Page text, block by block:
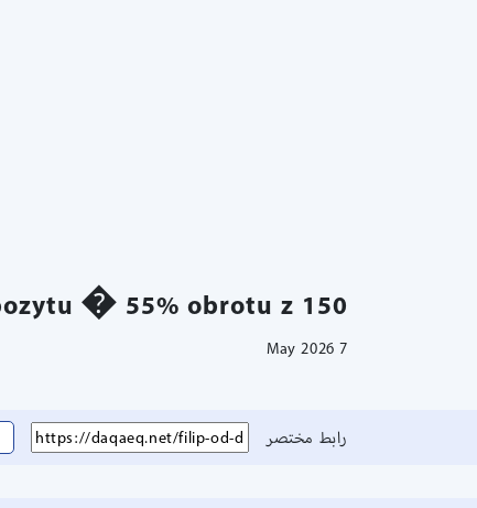
� 55% obrotu z 150 �
7 May 2026
رابط مختصر